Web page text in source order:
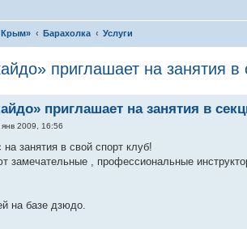
Крым» Барахолка Услуги
приглашает на занятия в
приглашает на занятия в
2009, 16:56
занятия в свой спорт клуб!
замечательные , профессиональные
на базе дзюдо.